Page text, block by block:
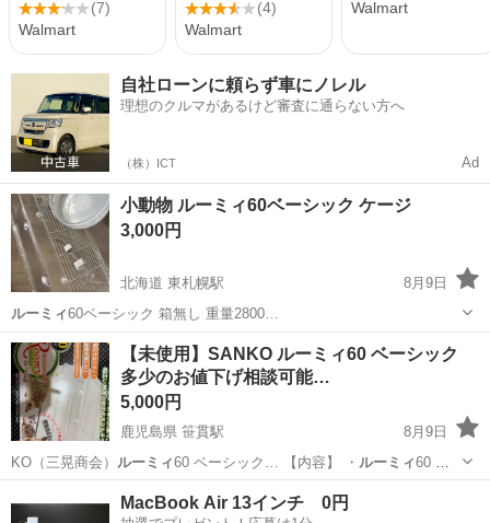
自社ローンに頼らず車にノレル
理想のクルマがあるけど審査に通らない方へ
（株）ICT Ad
小動物 ルーミィ60ベーシック ケージ
3,000円
北海道 東札幌駅
8月9日
ルーミィ60ベーシック 箱無し 重量2800…
北海道 札幌市 東札幌駅
【未使用】SANKO ルーミィ60 ベーシック
多少のお値下げ相談可能…
5,000円
鹿児島県 笹貫駅
8月9日
KO（三晃商会） ルーミィ 60 ベーシック… 【内容】 ・ ルーミィ60 ベ
ーシック…
その他
MacBook Air 13インチ 0円